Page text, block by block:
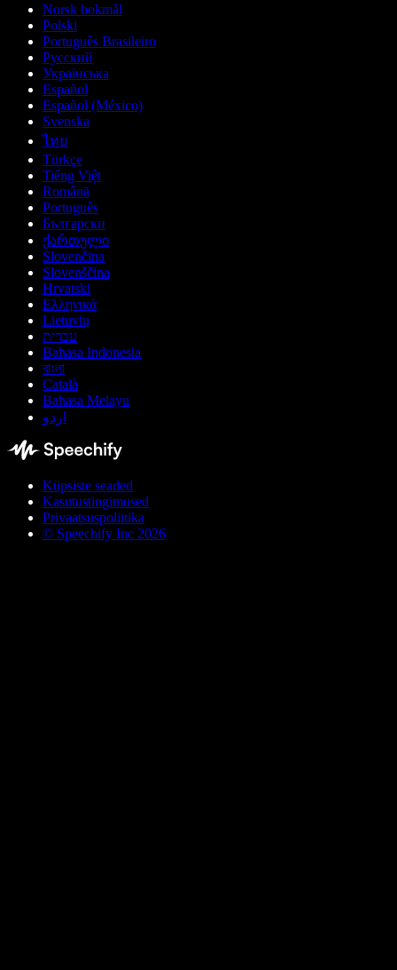
Norsk bokmål
Polski
Português Brasileiro
Русский
Українська
Español
Español (México)
Svenska
ไทย
Türkçe
Tiếng Việt
Română
Português
Български
ქართული
Slovenčina
Slovenščina
Hrvatski
Ελληνικά
Lietuvių
עברית
Bahasa Indonesia
বাংলা
Català
Bahasa Melayu
اردو
Küpsiste seaded
Kasutustingimused
Privaatsuspoliitika
© Speechify Inc 2026